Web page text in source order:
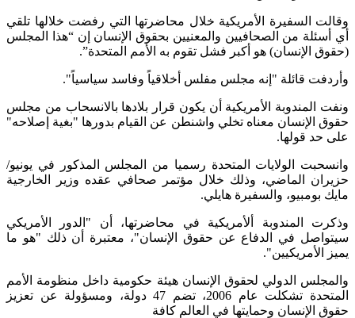
وقالت السفيرة الأمريكية خلال محاضرتها التي رفضت خلالها تلقي
أي أسئلة من الصحافيين والمعنيين بحقوق الإنسان إن “هذا المجلس
(حقوق الإنسان) هو أكبر فشل تقوم به الأمم المتحدة”.
وأردفت قائلة "إنه مجلس مفلس أخلاقياً وفاسد سياسياً".
ونفت المندوبة الأمريكية أن يكون قرار بلادها بالانسحاب من مجلس
حقوق الإنسان معناه تخلي واشنطن عن القيام بدورها "بغية إصلاحه"
على حد قولها.
وانسحبت الولايات المتحدة رسميا من المجلس المذكور في يونيو/
حزيران الماضي، وذلك خلال مؤتمر صحافي عقده وزير الخارجية
مايك بومبيو، والسفيرة هايلي.
وذكرت المندوبة ألأمريكية في محاضرتها، أن "الدور الأمريكي
سيتواصل في الدفاع عن حقوق الإنسان"، معتبرة أن ذلك "هو ما
يميز الأمريكيين".
والمجلس الدولي لحقوق الإنسان هيئة حكومية داخل منظومة الأمم
المتحدة تشكلت عام 2006، تضم 47 دولة، ومسؤولة عن تعزيز
حقوق الإنسان وحمايتها في العالم كافة